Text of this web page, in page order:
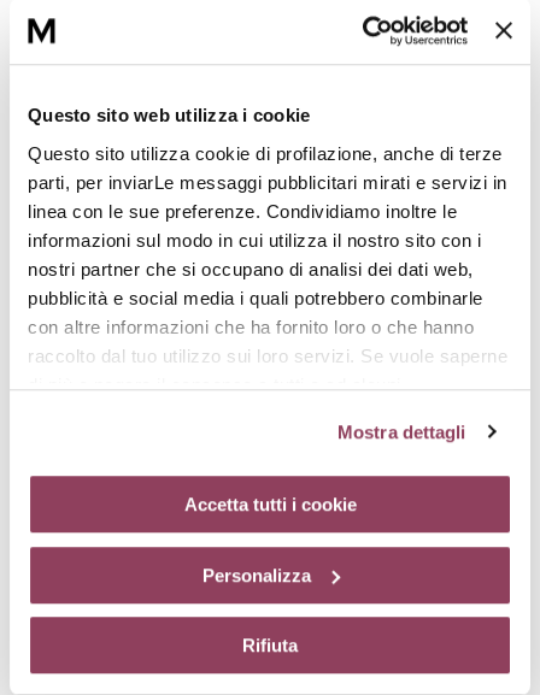
Questo sito web utilizza i cookie
Questo sito utilizza cookie di profilazione, anche di terze
parti, per inviarLe messaggi pubblicitari mirati e servizi in
linea con le sue preferenze. Condividiamo inoltre le
informazioni sul modo in cui utilizza il nostro sito con i
nostri partner che si occupano di analisi dei dati web,
pubblicità e social media i quali potrebbero combinarle
con altre informazioni che ha fornito loro o che hanno
raccolto dal tuo utilizzo sui loro servizi. Se vuole saperne
di più o negare il consenso a tutti o ad alcuni
cliccando sul tasto “Accetta tutti i cookie”. Se non vuole i
cookie di profilazione può negare il consenso sul tasto
“Rifiuta”. Chiudendo questo banner tramite l’apposito
comando “X” continuerai la navigazione del sito in
diversi da quelli tecnici.
Mostra dettagli
Accetta tutti i cookie
Personalizza
Rifiuta
BAG B. CAVIAR THE
NIGHT
scegli il Caviale 100% francese
per un viso rigenerato
Non disponibile
BAG B. CORRECTIVE
CICA-PERF
La beauty routine che
restituisce equilibrio e comfort
alla pelle sensibile